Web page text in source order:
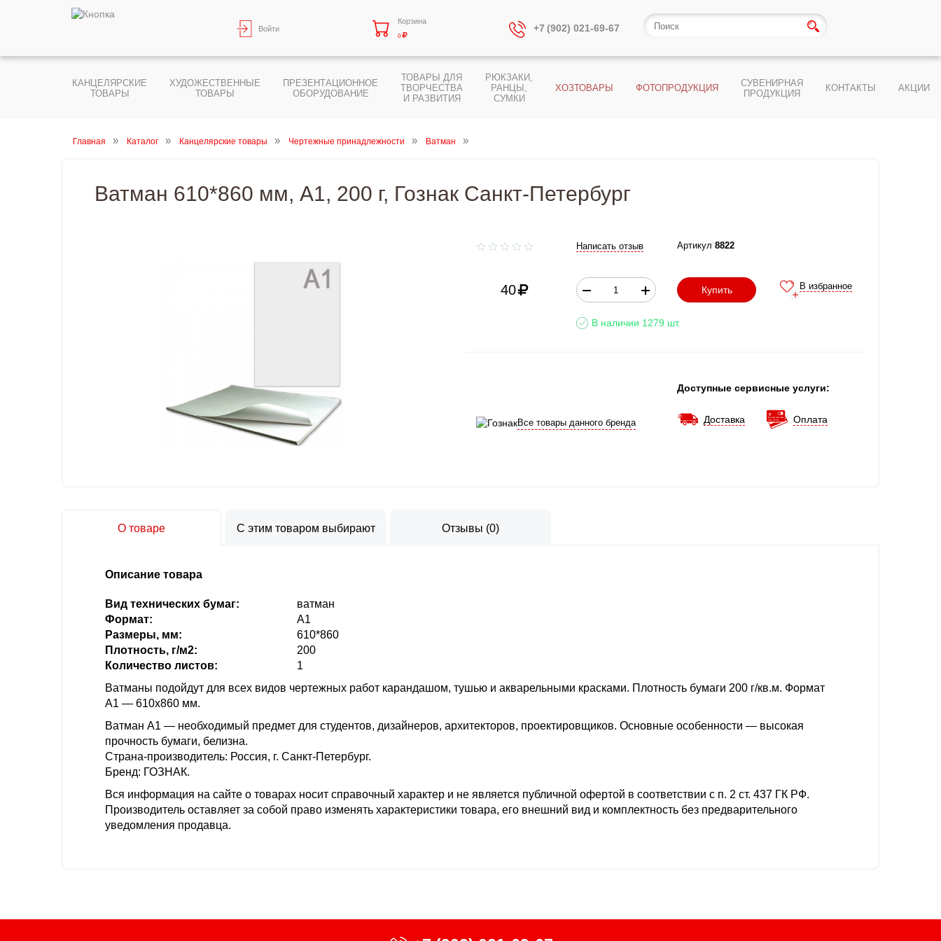
Войти
Корзина
0
+7 (902) 021-69-67
КАНЦЕЛЯРСКИЕ
ТОВАРЫ
ХУДОЖЕСТВЕННЫЕ
ТОВАРЫ
ПРЕЗЕНТАЦИОННОЕ
ОБОРУДОВАНИЕ
ТОВАРЫ ДЛЯ
ТВОРЧЕСТВА
И РАЗВИТИЯ
РЮКЗАКИ,
РАНЦЫ,
СУМКИ
ХОЗТОВАРЫ ФОТОПРОДУКЦИЯ
СУВЕНИРНАЯ
ПРОДУКЦИЯ
КОНТАКТЫ АКЦИИ
Главная Каталог Канцелярские товары Чертежные принадлежности Ватман
Ватман 610*860 мм, А1, 200 г, Гознак Санкт-Петербург
Написать отзыв Артикул 8822
40 Купить
В наличии 1279 шт.
В избранное
Все товары данного бренда
Доступные сервисные услуги:
Доставка Оплата
О товаре С этим товаром выбирают Отзывы (0)
Описание товара
Вид технических бумаг:
ватман
Формат:
А1
Размеры, мм:
610*860
Плотность, г/м2:
200
Количество листов:
1
Ватманы подойдут для всех видов чертежных работ карандашом, тушью и акварельными красками. Плотность бумаги 200 г/кв.м. Формат
А1 — 610х860 мм.
Ватман А1 — необходимый предмет для студентов, дизайнеров, архитекторов, проектировщиков. Основные особенности — высокая
прочность бумаги, белизна.
Страна-производитель: Россия, г. Санкт-Петербург.
Бренд: ГОЗНАК.
Вся информация на сайте о товарах носит справочный характер и не является публичной офертой в соответствии с п. 2 ст. 437 ГК РФ.
Производитель оставляет за собой право изменять характеристики товара, его внешний вид и комплектность без предварительного
уведомления продавца.